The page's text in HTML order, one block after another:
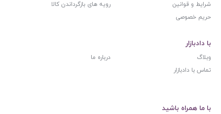
شرایط و قوانین
رویه های بازگرداندن کالا
حریم خصوصی
با دادبازار
وبلاگ
درباره ما
تماس با دادبازار
با ما همراه باشید